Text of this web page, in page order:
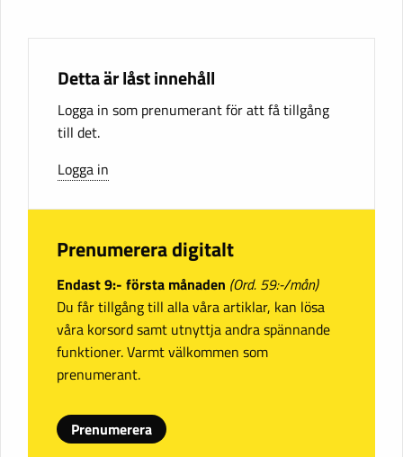
Detta är låst innehåll
Logga in som prenumerant för att få tillgång
till det.
Logga in
Prenumerera digitalt
Endast 9:- första månaden (Ord. 59:-/mån)
Du får tillgång till alla våra artiklar, kan lösa
våra korsord samt utnyttja andra spännande
funktioner. Varmt välkommen som
prenumerant.
Prenumerera